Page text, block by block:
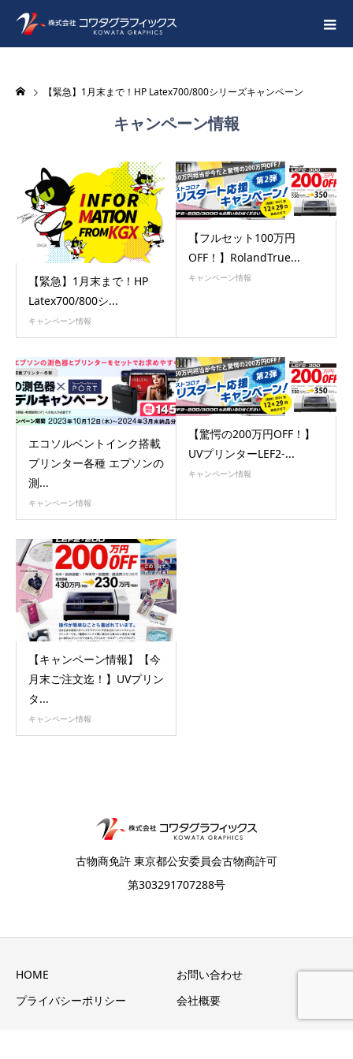
【緊急】1月末まで！HP Latex700/800シリーズキャンペーン
キャンペーン情報
【緊急】1月末まで！HP
Latex700/800シ...
キャンペーン情報
【フルセット100万円
OFF！】RolandTrue...
キャンペーン情報
エコソルベントインク搭載
プリンター各種 エプソンの
測...
キャンペーン情報
【驚愕の200万円OFF！】
UVプリンターLEF2-...
キャンペーン情報
【キャンペーン情報】【今
月末ご注文迄！】UVプリン
タ...
キャンペーン情報
古物商免許 東京都公安委員会古物商許可
第303291707288号
HOME
お問い合わせ
プライバシーポリシー
会社概要